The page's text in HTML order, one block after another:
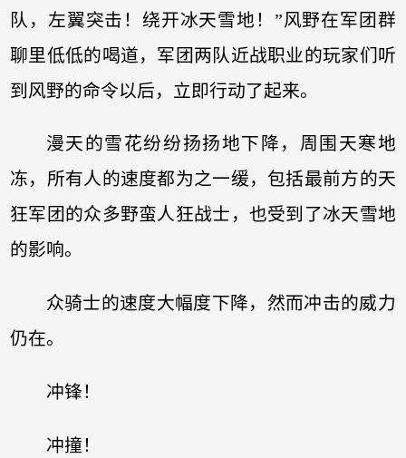
队，左翼突击！绕开冰天雪地！”风野在军团群
聊里低低的喝道，军团两队近战职业的玩家们听
到风野的命令以后，立即行动了起来。
漫天的雪花纷纷扬扬地下降，周围天寒地
冻，所有人的速度都为之一缓，包括最前方的天
狂军团的众多野蛮人狂战士，也受到了冰天雪地
的影响。
众骑士的速度大幅度下降，然而冲击的威力
仍在。
冲锋！
冲撞！